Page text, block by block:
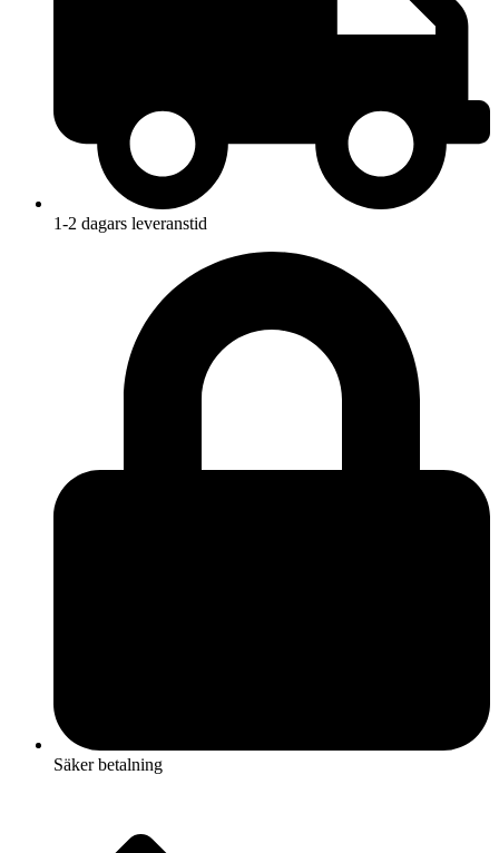
1-2 dagars leveranstid
Säker betalning